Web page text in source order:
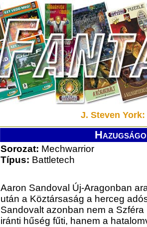
J. Steven
Sorozat: Mechwarrior
Típus: Battletech
Aaron Sandoval Új-Aragonban
után a Köztársaság a herceg
Sandovalt azonban nem a
iránti hűség fűti, hanem a